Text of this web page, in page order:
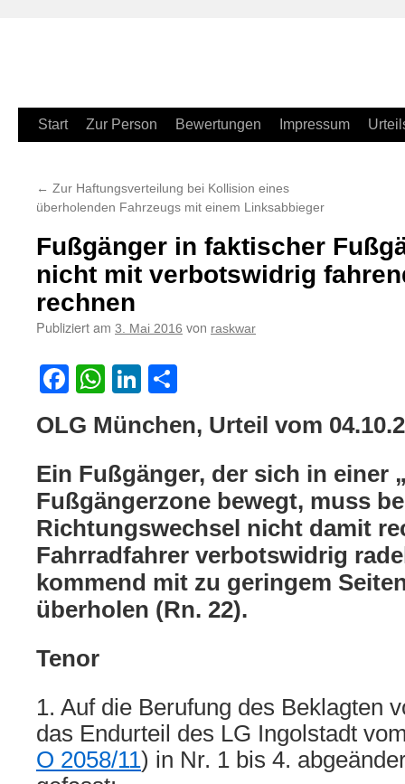
Zum
springen
Start Zur Person Bewertungen Impressum
← Zur Haftungsverteilung bei Kollision eines
überholenden Fahrzeugs mit einem Linksabbieger
Fußgänger in faktischer
nicht mit verbotswidrig
rechnen
Publiziert am 3. Mai 2016 von raskwar
Facebook
WhatsApp
LinkedIn
OLG München, Urteil vom
Ein Fußgänger, der sich in einer
Fußgängerzone bewegt, muss
Richtungswechsel nicht damit
Fahrradfahrer verbotswidrig
kommend mit zu geringem
überholen (Rn. 22).
Tenor
1. Auf die Berufung des Beklagten
das Endurteil des LG Ingolstadt
O 2058/11) in Nr. 1 bis 4.